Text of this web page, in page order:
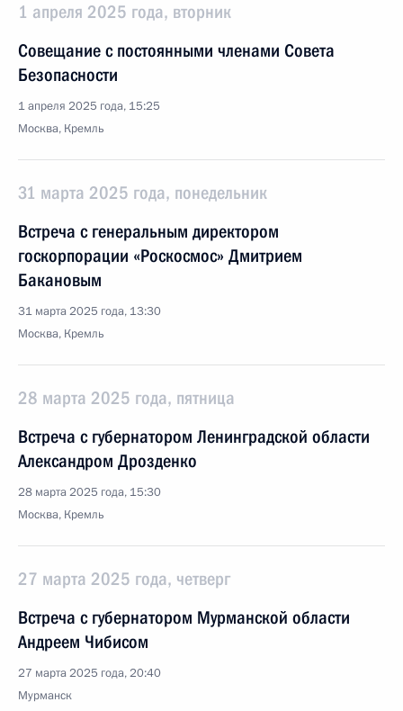
1 апреля 2025 года, вторник
Совещание с постоянными членами Совета
Безопасности
1 апреля 2025 года, 15:25
Москва, Кремль
31 марта 2025 года, понедельник
Встреча с генеральным директором
госкорпорации «Роскосмос» Дмитрием
Бакановым
31 марта 2025 года, 13:30
Москва, Кремль
28 марта 2025 года, пятница
Встреча с губернатором Ленинградской области
Александром Дрозденко
28 марта 2025 года, 15:30
Москва, Кремль
27 марта 2025 года, четверг
Встреча с губернатором Мурманской области
Андреем Чибисом
27 марта 2025 года, 20:40
Мурманск